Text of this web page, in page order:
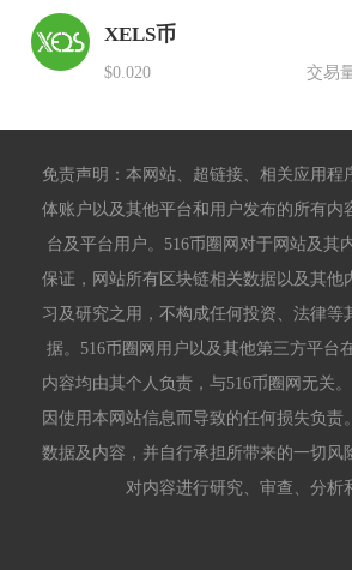
XELS币
$0.020 交易
免责声明：本网站、超链接、相关应用程
体账户以及其他平台和用户发布的所有内
台及平台用户。516币圈网对于网站及其
保证，网站所有区块链相关数据以及其他
习及研究之用，不构成任何投资、法律等
据。516币圈网用户以及其他第三方平台
内容均由其个人负责，与516币圈网无关
因使用本网站信息而导致的任何损失负责
数据及内容，并自行承担所带来的一切风
对内容进行研究、审查、分析